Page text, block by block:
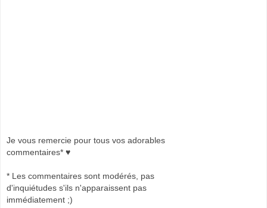
Je vous remercie pour tous vos adorables
commentaires* ♥
* Les commentaires sont modérés, pas
d'inquiétudes s'ils n'apparaissent pas
immédiatement ;)